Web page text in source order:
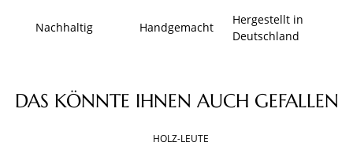
Nachhaltig Handgemacht
Hergestellt in
Deutschland
Produktgalerie überspringen
DAS KÖNNTE IHNEN AUCH GEFALLEN
HOLZ-LEUTE